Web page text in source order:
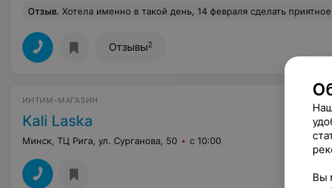
Отзыв. Хотела именно в такой день, 14 февраля сделать приятное и себе и любимому! Кажется у меня должно получиться, и спасибо приятному продавцу-консультанту, иначе бы я потерялась в таком
Отзывы2
ИНТИМ-МАГАЗИН
Kali Laska
Минск, ТЦ Рига, ул. Сурганова, 50 с 10:00
Вы